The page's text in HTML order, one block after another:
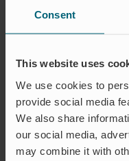
Consent
This website uses
We use cookies to
provide social media
We also share
our social media,
may combine it with
CASE
WAREG